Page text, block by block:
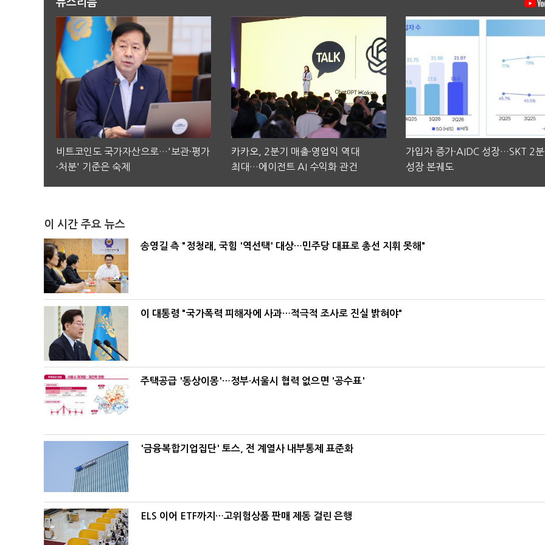
뉴스리듬
비트코인도 국가자산으로…'보관·평가
·처분' 기준은 숙제
카카오, 2분기 매출·영업익 역대
최대…에이전트 AI 수익화 관건
가입자 증가·AIDC 성장…SKT 2
성장 본궤도
이 시간 주요 뉴스
송영길 측 "정청래, 국힘 '역선택' 대상…민주당 대표로 총선 지휘 못해"
이 대통령 "국가폭력 피해자에 사과…적극적 조사로 진실 밝혀야"
주택공급 '동상이몽'…정부·서울시 협력 없으면 '공수표'
'금융복합기업집단' 토스, 전 계열사 내부통제 표준화
ELS 이어 ETF까지…고위험상품 판매 제동 걸린 은행